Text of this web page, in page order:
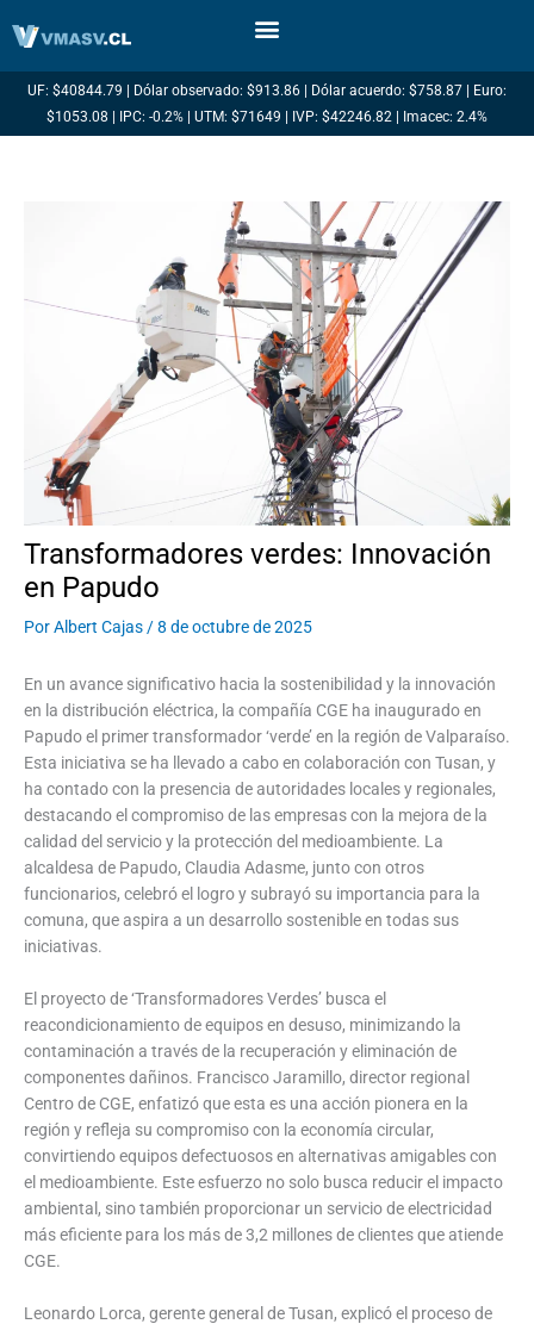
UF: $40844.79 | Dólar observado: $913.86 | Dólar acuerdo: $758.87 | Euro:
$1053.08 | IPC: -0.2% | UTM: $71649 | IVP: $42246.82 | Imacec: 2.4%
Transformadores verdes: Innovación
en Papudo
PorAlbert Cajas /8 de octubre de 2025
En un avance significativo hacia la sostenibilidad y la innovación
en la distribución eléctrica, la compañía CGE ha inaugurado en
Papudo el primer transformador ‘verde’ en la región de Valparaíso.
Esta iniciativa se ha llevado a cabo en colaboración con Tusan, y
ha contado con la presencia de autoridades locales y regionales,
destacando el compromiso de las empresas con la mejora de la
calidad del servicio y la protección del medioambiente. La
alcaldesa de Papudo, Claudia Adasme, junto con otros
funcionarios, celebró el logro y subrayó su importancia para la
comuna, que aspira a un desarrollo sostenible en todas sus
iniciativas.
El proyecto de ‘Transformadores Verdes’ busca el
reacondicionamiento de equipos en desuso, minimizando la
contaminación a través de la recuperación y eliminación de
componentes dañinos. Francisco Jaramillo, director regional
Centro de CGE, enfatizó que esta es una acción pionera en la
región y refleja su compromiso con la economía circular,
convirtiendo equipos defectuosos en alternativas amigables con
el medioambiente. Este esfuerzo no solo busca reducir el impacto
ambiental, sino también proporcionar un servicio de electricidad
más eficiente para los más de 3,2 millones de clientes que atiende
CGE.
Leonardo Lorca, gerente general de Tusan, explicó el proceso de